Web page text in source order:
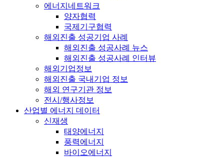
에너지네트워크
양자협력
국제기구협력
해외진출 성공기업 사례
해외진출 성공사례 뉴스
해외진출 성공사례 인터뷰
해외기업정보
해외진출 국내기업 정보
해외 연구기관 정보
전시/행사정보
산업별 에너지 데이터
신재생
태양에너지
풍력에너지
바이오에너지